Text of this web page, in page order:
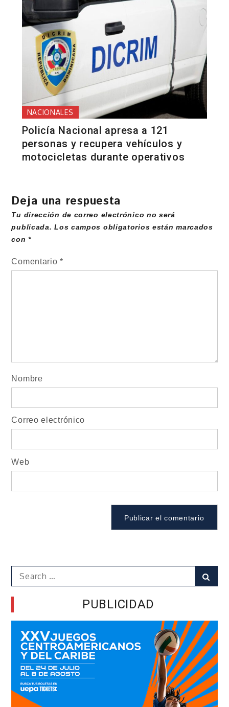
NACIONALES
Policía Nacional apresa a 121
personas y recupera vehículos y
motocicletas durante operativos
Deja una respuesta
Tu dirección de correo electrónico no será
publicada. Los campos obligatorios están marcados
con*
Comentario*
Nombre
Correo electrónico
Web
Search
for:
PUBLICIDAD